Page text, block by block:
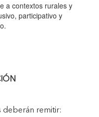
a contextos rurales y
participativo y
deberán remitir: